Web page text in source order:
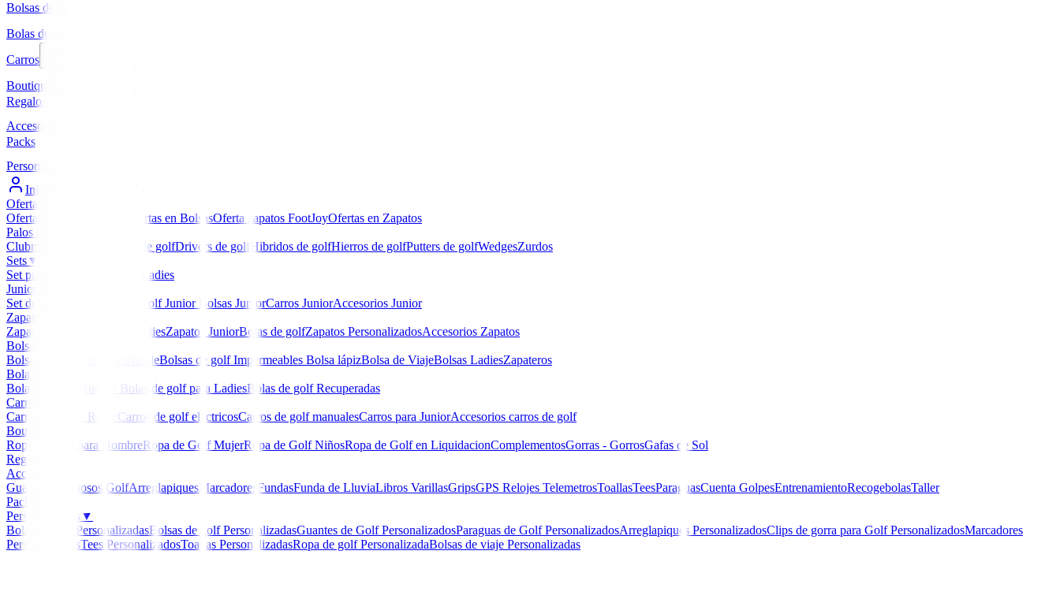
Bolsas de golf
Bolas de golf
Carros
Boutique
Regalos
Accesorios
Packs
Personalizados
Iniciar Sesión / Registro
Ofertas
Ofertas en Palos de golf
Ofertas en BolsasOferta zapatos FootJoyOfertas en Zapatos
Palos de golf
Clubmaker
Maderas de golfDrivers de golf Hibridos de golfHierros de golfPutters de golfWedgesZurdos
Sets▼
Set para Caballero
Set para Ladies
Junior
Set de golf Junior
Palos de Golf Junior Bolsas JuniorCarros JuniorAccesorios Junior
Zapatos
Zapatos Hombre
Zapatos LadiesZapatos JuniorBotas de golfZapatos PersonalizadosAccesorios Zapatos
Bolsas de golf
Bolsa de carro
Bolsa de trípodeBolsas de golf Impermeables Bolsa lápizBolsa de ViajeBolsas LadiesZapateros
Bolas de golf
Bolas de Golf Nuevas
Bolas de golf para LadiesBolas de golf Recuperadas
Carros
Carros Clicgear Rovic Carros de golf eléctricosCarros de golf manualesCarros para JuniorAccesorios carros de golf
Boutique
Ropa de Golf para HombreRopa de Golf MujerRopa de Golf NiñosRopa de Golf en LiquidacionComplementosGorras - GorrosGafas de Sol
Regalos
Accesorios
Guantes
Luminosos GolfArreglapiquesMarcadores FundasFunda de LluviaLibros VarillasGripsGPS Relojes TelemetrosToallasTeesParaguasCuenta GolpesEntrenamientoRecogebolasTaller
Packs
Personalizados▼
Bolas de golf PersonalizadasBolsas de golf PersonalizadasGuantes de Golf PersonalizadosParaguas de Golf PersonalizadosArreglapiques PersonalizadosClips de gorra para Golf PersonalizadosMarcadores
PersonalizadosTees PersonalizadosToallas PersonalizadasRopa de golf PersonalizadaBolsas de viaje Personalizadas